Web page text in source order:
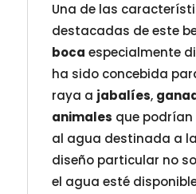
Una de las
destacadas de este
boca especialmente
ha sido concebida
raya a jabalíes,
animales que
al agua destinada a
diseño particular no
el agua esté